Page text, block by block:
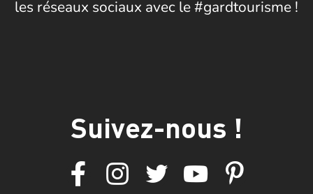
les réseaux sociaux avec le #gardtourisme !
Suivez-nous !